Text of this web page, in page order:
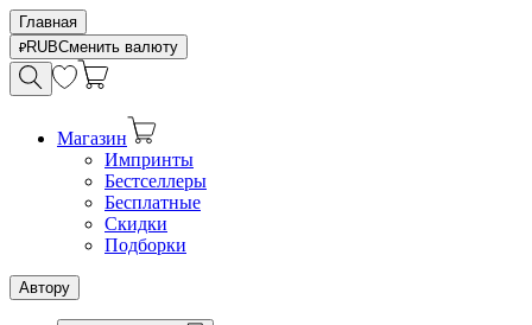
Главная
RUBСменить валюту
Магазин
Импринты
Бестселлеры
Бесплатные
Скидки
Подборки
Автору